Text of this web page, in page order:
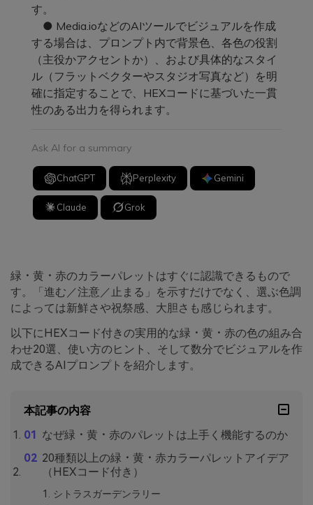
す。
● Media.ioなどのAIツールでビジュアルを作成
する場合は、プロンプト内で背景色、各色の役割
（主役かアクセントか）、および具体的なスタイ
ル（フラットベクターやスタジオ写真など）を明
確に指定することで、HEXコードに基づいた一貫
性のある出力を得られます。
Ask AI for a summary
ChatGPT Perplexity Gemini
Claude Grok
緑・黄・赤のカラーパレットはすぐに認識できるもので
す。「進む／注意／止まる」を示すだけでなく、選ぶ色調
によっては新鮮さや祝祭感、大胆さも感じられます。
以下にHEXコード付きの実用的な緑・黄・赤の色の組み合
わせ20選、使い方のヒント、そして数分でビジュアルを作
成できるAIプロンプトを紹介します。
本記事の内容
なぜ緑・黄・赤のパレットは上手く機能するのか
20種類以上の緑・黄・赤カラーパレットアイデア
（HEXコード付き）
シトラスガーデンラリー